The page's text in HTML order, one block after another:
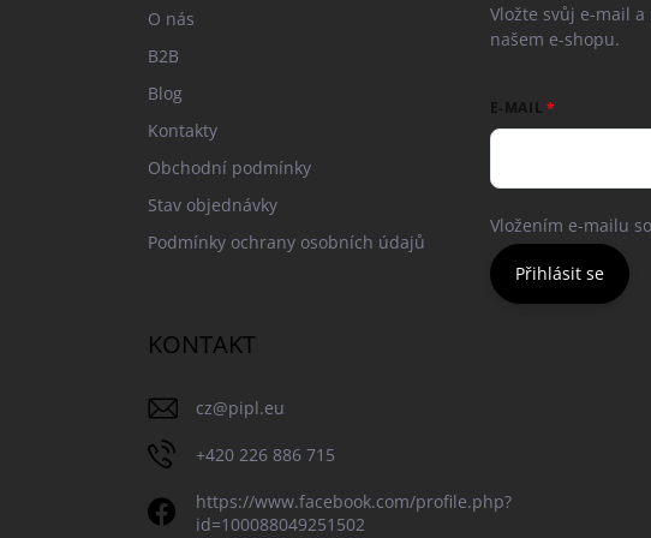
O nás
B2B
Blog
Kontakty
Obchodní podmínky
Stav objednávky
Podmínky ochrany osobních údajů
Vložte svůj e-mail
našem e-shopu.
E-MAIL
Vložením e-mailu
Přihlásit se
KONTAKT
cz@pipl.eu
+420 226 886 715
https://www.facebook.com/profile.php?
id=100088049251502